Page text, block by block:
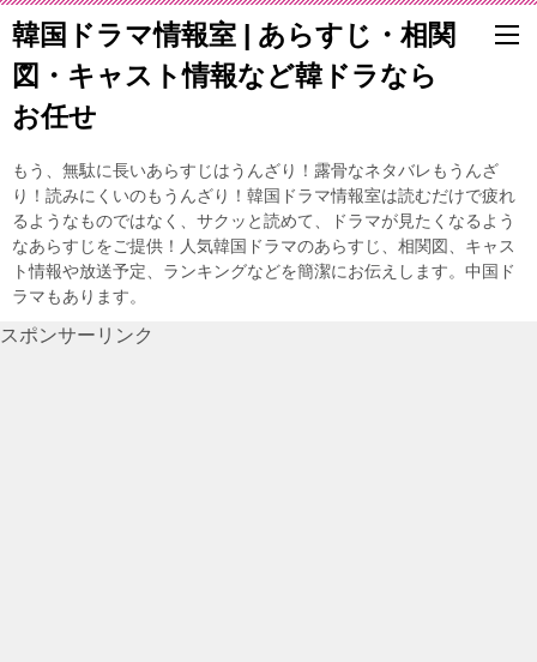
韓国ドラマ情報室 | あらすじ・相関
図・キャスト情報など韓ドラなら
お任せ
もう、無駄に長いあらすじはうんざり！露骨なネタバレもうんざ
り！読みにくいのもうんざり！韓国ドラマ情報室は読むだけで疲れ
るようなものではなく、サクッと読めて、ドラマが見たくなるよう
なあらすじをご提供！人気韓国ドラマのあらすじ、相関図、キャス
ト情報や放送予定、ランキングなどを簡潔にお伝えします。中国ド
ラマもあります。
スポンサーリンク